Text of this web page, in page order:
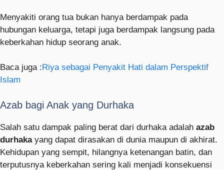
Menyakiti orang tua bukan hanya berdampak pada
hubungan keluarga, tetapi juga berdampak langsung pada
keberkahan hidup seorang anak.
Baca juga : Riya sebagai Penyakit Hati dalam Perspektif
Islam
Azab bagi Anak yang Durhaka
Salah satu dampak paling berat dari durhaka adalah azab
durhakayang dapat dirasakan di dunia maupun di akhirat.
Kehidupan yang sempit, hilangnya ketenangan batin, dan
terputusnya keberkahan sering kali menjadi konsekuensi